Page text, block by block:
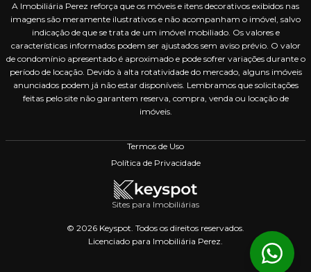
A Imobiliária Perez reforça que os móveis e itens decorativos exibidos nas
imagens são meramente ilustrativos e não acompanham o imóvel, salvo
indicação de que se trata de um imóvel mobiliado. Os valores e
características informados podem ser ajustados sem aviso prévio. O valor
de condomínio apresentado é aproximado e pode sofrer variações durante o
período de locação. Devido à alta rotatividade do mercado, alguns imóveis
anunciados podem já não estar disponíveis. Lembramos que solicitações
feitas pelo site não garantem reserva, compra, venda ou locação de
imóveis.
Termos de Uso
Política de Privacidade
Sites para Imobiliárias
© 2026 Keyspot. Todos os direitos reservados.
Licenciado para Imobiliária Perez.